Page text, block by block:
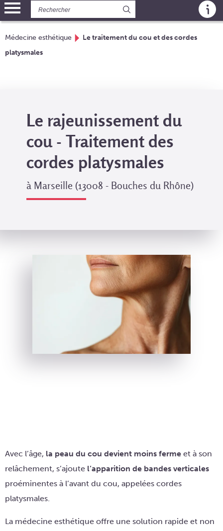
Médecine esthétique
Le traitement du cou et des cordes
platysmales
Le rajeunissement du
cou - Traitement des
cordes platysmales
à Marseille (13008 - Bouches du Rhône)
Avec l’âge, la peau du cou devient moins ferme et à son
relâchement, s’ajoute l’apparition de bandes verticales
proéminentes à l’avant du cou, appelées cordes
platysmales.
La médecine esthétique offre une solution rapide et non
Panneau de gestion des cookies